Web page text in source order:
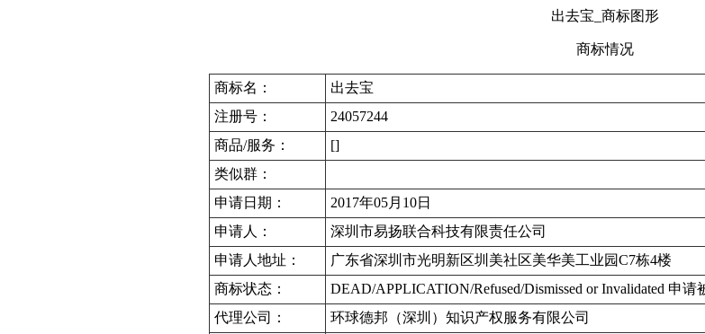
出去宝_商标图形
商标情况
商标名：
出去宝
注册号：
24057244
商品/服务：
[]
类似群：
申请日期：
2017年05月10日
申请人：
深圳市易扬联合科技有限责任公司
申请人地址：
广东省深圳市光明新区圳美社区美华美工业园C7栋4楼
商标状态：
DEAD/APPLICATION/Refused/Dismissed or Invalidated 申
代理公司：
环球德邦（深圳）知识产权服务有限公司